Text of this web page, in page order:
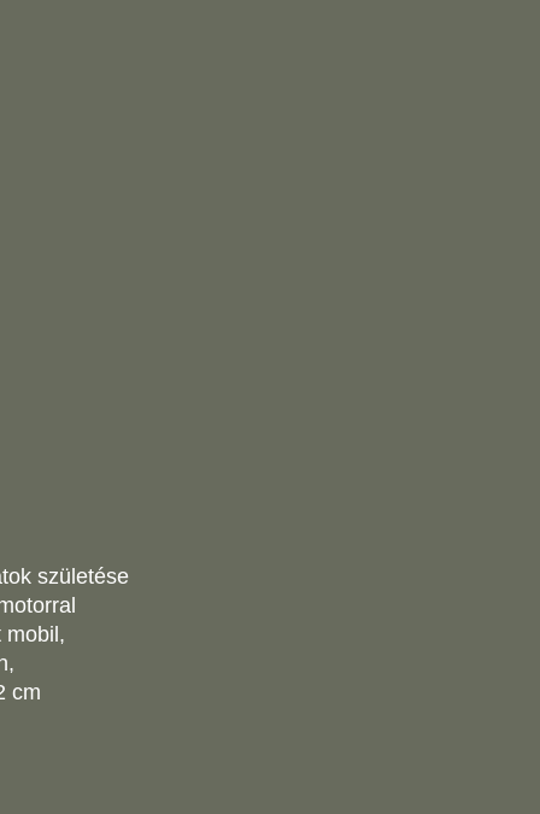
születése
mobil,
cm